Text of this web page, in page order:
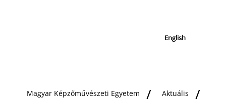
English
Magyar Képzőművészeti Egyetem
Aktuális